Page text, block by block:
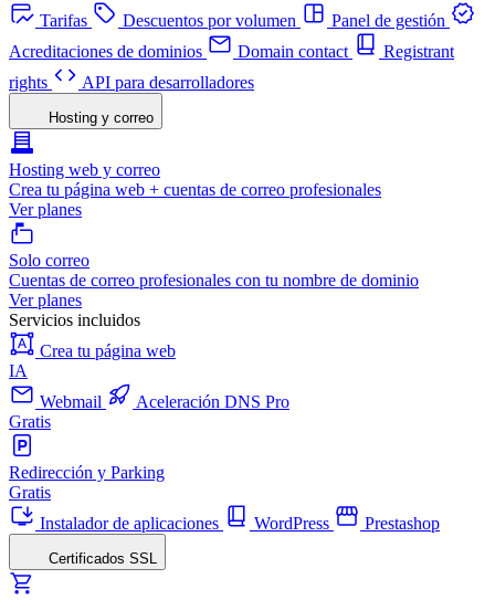
Tarifas
Descuentos por volumen
Panel de gestión
Acreditaciones de dominios
Domain contact
Registrant
rights
API para desarrolladores
Hosting y correo
Hosting web y correo
Crea tu página web + cuentas de correo profesionales
Ver planes
Solo correo
Cuentas de correo profesionales con tu nombre de dominio
Ver planes
Servicios incluidos
Crea tu página web
IA
Webmail
Aceleración DNS Pro
Gratis
Redirección y Parking
Gratis
Instalador de aplicaciones
WordPress Prestashop
Certificados SSL